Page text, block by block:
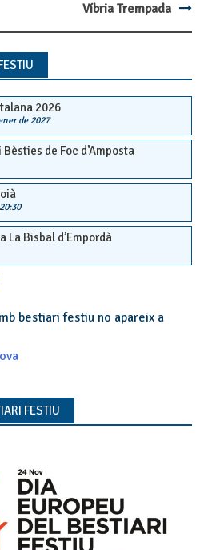
Víbria Trempada
2026
de 2027
de Foc d’Amposta
La Bisbal d’Empordà
bestiari festiu no apareix a
FESTIU